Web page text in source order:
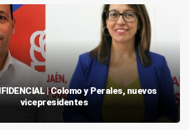
| Colomo y Perales, nuevos
vicepresidentes